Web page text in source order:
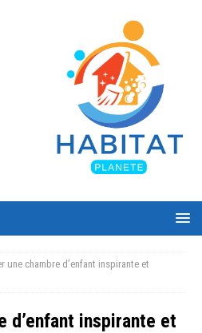
une chambre d’enfant inspirante et
d’enfant inspirante et